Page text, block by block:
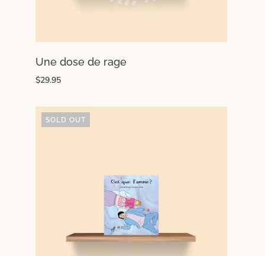
Une dose de rage
$29.95
SOLD OUT